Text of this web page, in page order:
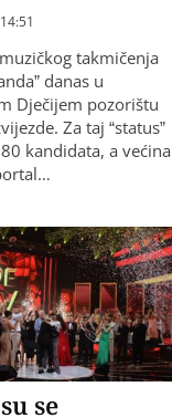
takmičenja
danas u
Dječijem pozorištu
Za taj “status”
kandidata, a većina
se